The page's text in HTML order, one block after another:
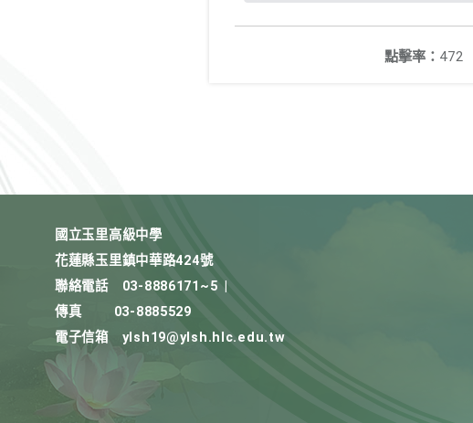
點擊率： 472
國立玉里高級中學
花蓮縣玉里鎮中華路424號
聯絡電話
03-8886171~5
傳真
03-8885529
電子信箱
ylsh19@ylsh.hlc.edu.tw